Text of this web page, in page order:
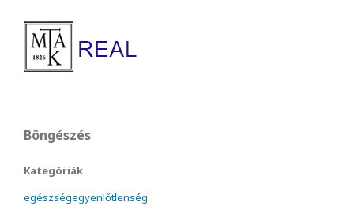
Böngészés
Kategóriák
egészségegyenlőtlenség